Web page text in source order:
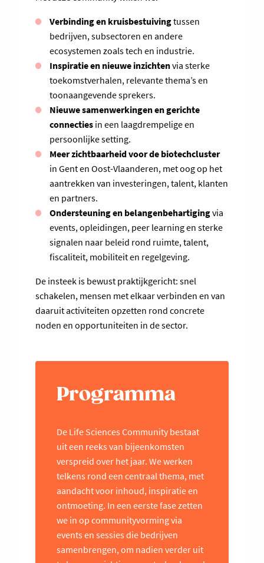
Verbinding en kruisbestuivingtussen
bedrijven, subsectoren en andere
ecosystemen zoals tech en industrie.
Inspiratie en nieuwe inzichtenvia sterke
toekomstverhalen, relevante thema’s en
toonaangevende sprekers.
Nieuwe samenwerkingen en gerichte
connecties in een laagdrempelige en
persoonlijke setting.
Meer zichtbaarheid voor de biotechcluster
in Gent en Oost-Vlaanderen, met oog op het
aantrekken van investeringen, talent, klanten
en partners.
Ondersteuning en belangenbehartigingvia
events, opleidingen, peer learning en sterke
signalen naar beleid rond ruimte, talent,
fiscaliteit, mobiliteit en regelgeving.
De insteek is bewust praktijkgericht: snel
schakelen, mensen met elkaar verbinden en van
daaruit activiteiten opzetten rond concrete
noden en opportuniteiten in de sector.
Programma
De Life Sciences Community bestaat
uit een reeks van bijeenkomsten
verspreid over het jaar. We werken
telkens rond een centraal thema, met
aandacht voor inhoud, inspiratie en
ontmoeting. In een eerste fase zetten
we in op communityvorming via
events en sessies die bedrijven
samenbrengen, om nadien verder uit